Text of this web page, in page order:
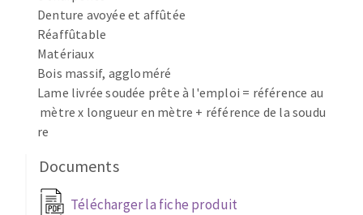
Meules de tourets
Feutres à polir
Bandes sans fin
Rouleaux d'atelier
Aspirateurs
MACHINES POUR LE TRAVAIL DU MÉTAL
Scies à ruban
Perceuses
Denture avoyée et affûtée
Réaffûtable
Matériaux
Bois massif, aggloméré
Lame livrée soudée prête à l'emploi = référence au
mètre x longueur en mètre + référence de la soudu
re
Documents
Télécharger la fiche produit